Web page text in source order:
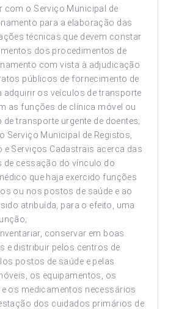
com o Serviço Municipal de
para a elaboração das
técnicas que devem constar
dos procedimentos de
com vista à adjudicação
públicos de fornecimento de
adquirir os veículos de transporte
as funções de clínica móvel ou
de transporte urgente de doentes;
Serviço Municipal de Registos,
e Serviços Cadastrais acerca das
de cessação do vínculo do
que haja exercido funções
ou nos postos de saúde e ao
atribuída, para o efeito, uma
conservar em boas
e distribuir pelos centros de
postos de saúde e pelas
os equipamentos, os
os medicamentos necessários
dos cuidados primários de